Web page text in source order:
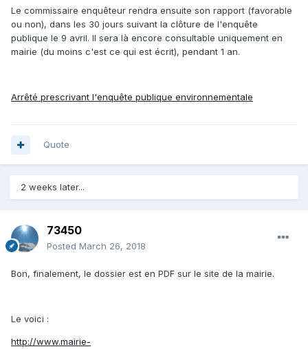
Le commissaire enquêteur rendra ensuite son rapport (favorable
ou non), dans les 30 jours suivant la clôture de l'enquête
publique le 9 avril. Il sera là encore consultable uniquement en
mairie (du moins c'est ce qui est écrit), pendant 1 an.
Arrêté prescrivant l'enquête publique environnementale
Quote
2 weeks later...
73450
Posted March 26, 2018
Bon, finalement, le dossier est en PDF sur le site de la mairie.
Le voici :
http://www.mairie-